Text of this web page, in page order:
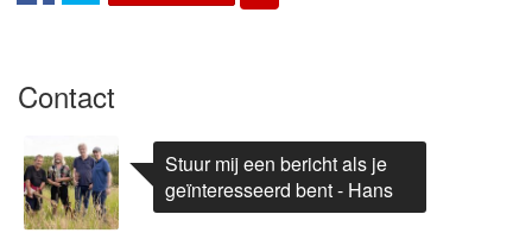
Contact
Stuur mij een bericht als je
geïnteresseerd bent - Hans